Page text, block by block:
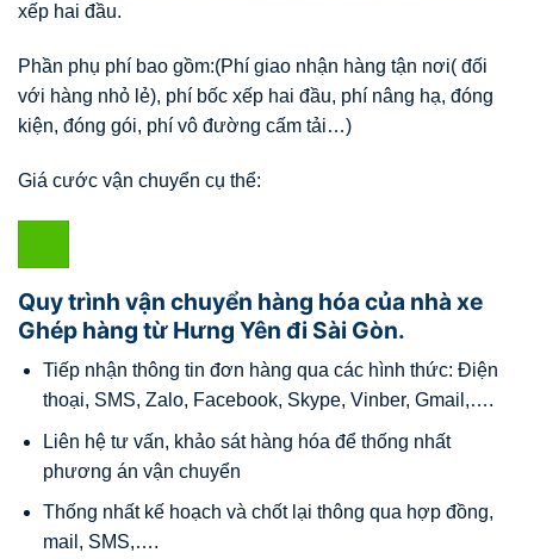
xếp hai đầu.
Phần phụ phí bao gồm:(Phí giao nhận hàng tận nơi( đối
với hàng nhỏ lẻ), phí bốc xếp hai đầu, phí nâng hạ, đóng
kiện, đóng gói, phí vô đường cấm tải…)
Giá cước vận chuyển cụ thể:
Quy trình vận chuyển hàng hóa của nhà xe
Ghép hàng từ Hưng Yên đi Sài Gòn.
Tiếp nhận thông tin đơn hàng qua các hình thức: Điện
thoại, SMS, Zalo, Facebook, Skype, Vinber, Gmail,….
Liên hệ tư vấn, khảo sát hàng hóa để thống nhất
phương án vận chuyển
Thống nhất kế hoạch và chốt lại thông qua hợp đồng,
mail, SMS,….